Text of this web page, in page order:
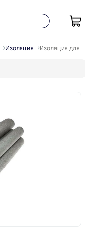
Изоляция Изоляция для